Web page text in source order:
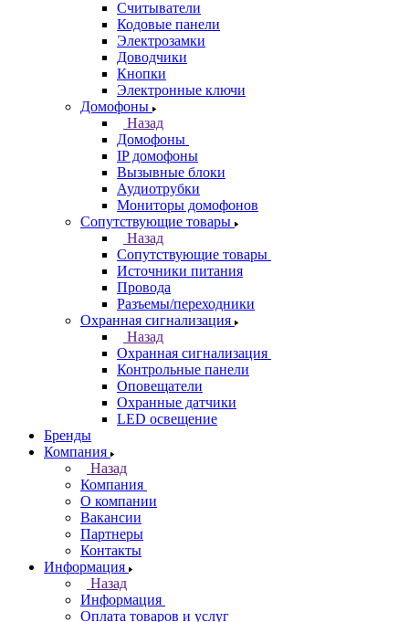
Считыватели
Кодовые панели
Электрозамки
Доводчики
Кнопки
Электронные ключи
Домофоны
Назад
Домофоны
IP домофоны
Вызывные блоки
Аудиотрубки
Мониторы домофонов
Сопутствующие товары
Назад
Сопутствующие товары
Источники питания
Провода
Разъемы/переходники
Охранная сигнализация
Назад
Охранная сигнализация
Контрольные панели
Оповещатели
Охранные датчики
LED освещение
Бренды
Компания
Назад
Компания
О компании
Вакансии
Партнеры
Контакты
Информация
Назад
Информация
Оплата товаров и услуг